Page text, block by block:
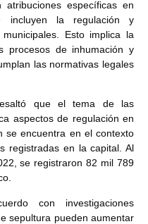
específicas en
incluyen la regulación y
Esto implica la
procesos de inhumación y
las normativas legales
que el tema de las
aspectos de regulación en
se encuentra en el contexto
registradas en la capital. Al
se registraron 82 mil 789
con investigaciones
sepultura pueden aumentar